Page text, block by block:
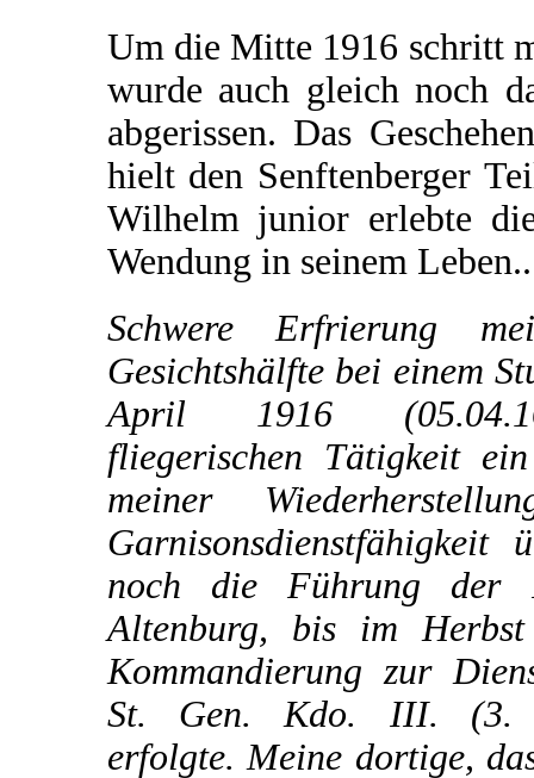
Um die Mitte 1916 schritt
wurde auch gleich noch
abgerissen. Das
hielt den Senftenberger
Wilhelm junior erlebte
Wendung in seinem
Schwere Erfrierung
Gesichtshälfte bei einem
April 1916
fliegerischen Tätigkeit
meiner
Garnisonsdienstfähigkeit
noch die Führung der
Altenburg, bis im
Kommandierung zur
St. Gen. Kdo. III. (3.
erfolgte. Meine dortige,